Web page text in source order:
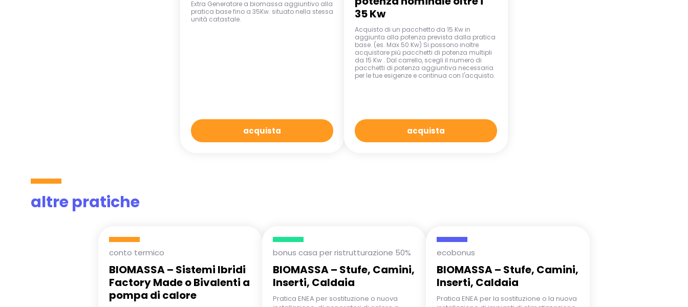
Extra Generatore a biomassa aggiuntivo alla
pratica base fino a 35Kw. situato nella stessa
unità catastale.
acquista
35 Kw
Acquisto di un pacchetto da 15 Kw in
aggiunta alla potenza prevista dalla pratica
base. (es. Max 50 Kw) Si possono inoltre
acquistare più pacchetti di potenza multipli
da 15 Kw . Dal carrello, scegli il numero di
pacchetti di potenza aggiuntiva necessaria
per le tue esigenze e continua con l'acquisto.
acquista
altre pratiche
conto termico
BIOMASSA – Sistemi Ibridi
Factory Made o Bivalenti a
pompa di calore
bonus casa per ristrutturazione 50%
BIOMASSA – Stufe, Camini,
Inserti, Caldaia
Pratica ENEA per sostituzione o nuova
ecobonus
BIOMASSA – Stufe, Camini,
Inserti, Caldaia
Pratica ENEA per la sostituzione o la nuova